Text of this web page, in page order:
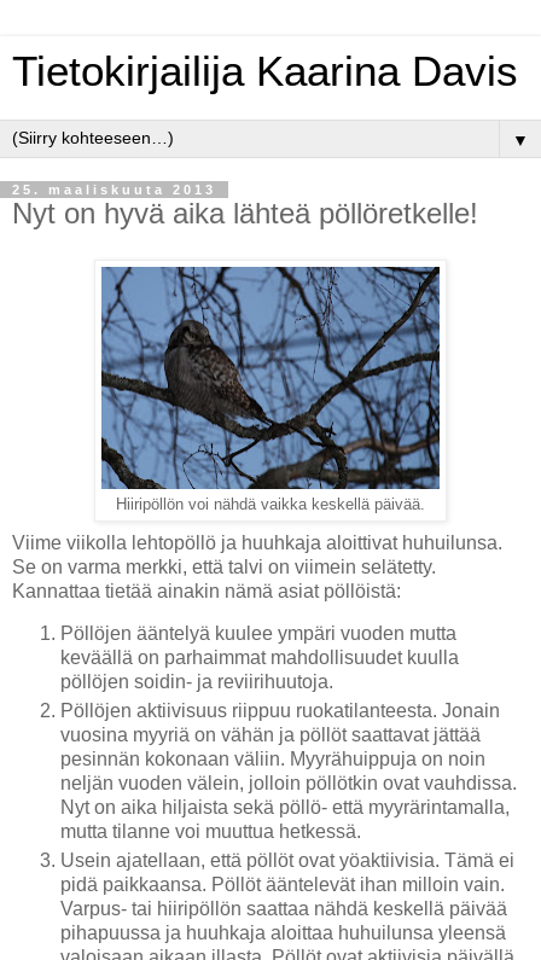
Tietokirjailija Kaarina Davis
▼
25. maaliskuuta 2013
Nyt on hyvä aika lähteä pöllöretkelle!
Hiiripöllön voi nähdä vaikka keskellä päivää.
Viime viikolla lehtopöllö ja huuhkaja aloittivat huhuilunsa.
Se on varma merkki, että talvi on viimein selätetty.
Kannattaa tietää ainakin nämä asiat pöllöistä:
Pöllöjen ääntelyä kuulee ympäri vuoden mutta
keväällä on parhaimmat mahdollisuudet kuulla
pöllöjen soidin- ja reviirihuutoja.
Pöllöjen aktiivisuus riippuu ruokatilanteesta. Jonain
vuosina myyriä on vähän ja pöllöt saattavat jättää
pesinnän kokonaan väliin. Myyrähuippuja on noin
neljän vuoden välein, jolloin pöllötkin ovat vauhdissa.
Nyt on aika hiljaista sekä pöllö- että myyrärintamalla,
mutta tilanne voi muuttua hetkessä.
Usein ajatellaan, että pöllöt ovat yöaktiivisia. Tämä ei
pidä paikkaansa. Pöllöt ääntelevät ihan milloin vain.
Varpus- tai hiiripöllön saattaa nähdä keskellä päivää
pihapuussa ja huuhkaja aloittaa huhuilunsa yleensä